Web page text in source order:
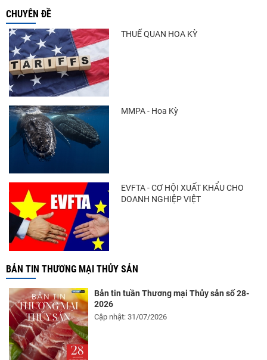
CHUYÊN ĐỀ
THUẾ QUAN HOA KỲ
MMPA - Hoa Kỳ
EVFTA - CƠ HỘI XUẤT KHẨU CHO
DOANH NGHIỆP VIỆT
BẢN TIN THƯƠNG MẠI THỦY SẢN
Bản tin tuần Thương mại Thủy sản số 28-
2026
Cập nhật: 31/07/2026